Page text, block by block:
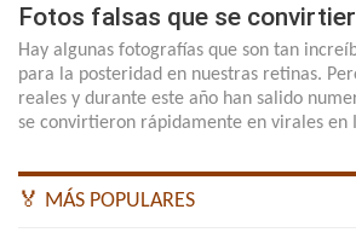
Fotos falsas que se
Hay algunas fotografías que son tan
para la posteridad en nuestras retinas.
reales y durante este año han salido
se convirtieron rápidamente en virales
🏅 MÁS POPULARES